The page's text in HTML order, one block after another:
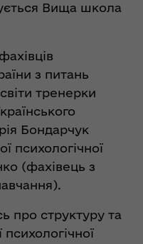
Вища школа
з питань
тренерки
Бондарчук
психологічної
(фахівець з
про структуру та